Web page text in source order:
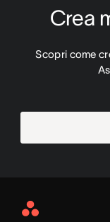
Crea
Scopri come
Asana